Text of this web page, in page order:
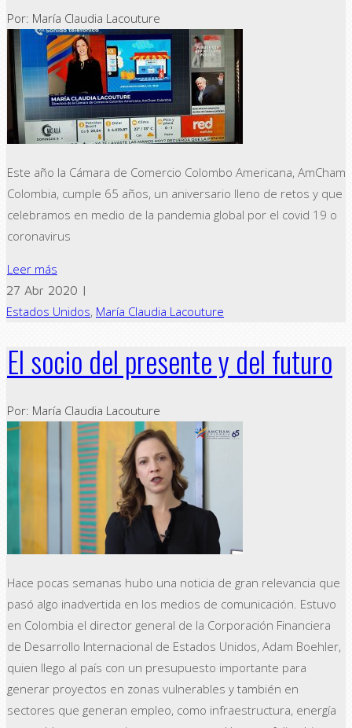
Por: María Claudia Lacouture
Este año la Cámara de Comercio Colombo Americana, AmCham
Colombia, cumple 65 años, un aniversario lleno de retos y que
celebramos en medio de la pandemia global por el covid 19 o
coronavirus
Leer más
27 Abr 2020 |
Estados Unidos, María Claudia Lacouture
El socio del presente y del futuro
Por: María Claudia Lacouture
Hace pocas semanas hubo una noticia de gran relevancia que
pasó algo inadvertida en los medios de comunicación. Estuvo
en Colombia el director general de la Corporación Financiera
de Desarrollo Internacional de Estados Unidos, Adam Boehler,
quien llego al país con un presupuesto importante para
generar proyectos en zonas vulnerables y también en
sectores que generan empleo, como infraestructura, energía